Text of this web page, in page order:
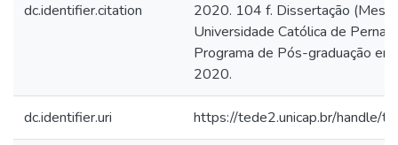
dc.identifier.citation
2020. 104 f. Dissertação
Universidade Católica de
Programa de Pós-graduação em
2020.
dc.identifier.uri https://tede2.unicap.br/handle/